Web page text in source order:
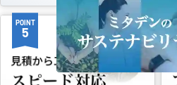
POINT
5